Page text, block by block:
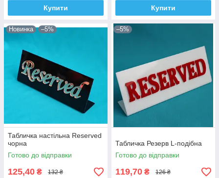
Купити Купити
Новинка –5%
Табличка настільна Reserved
чорна
Готово до відправки
125,40 ₴ 132 ₴
–5%
Табличка Резерв L-подібна
Готово до відправки
119,70 ₴ 126 ₴